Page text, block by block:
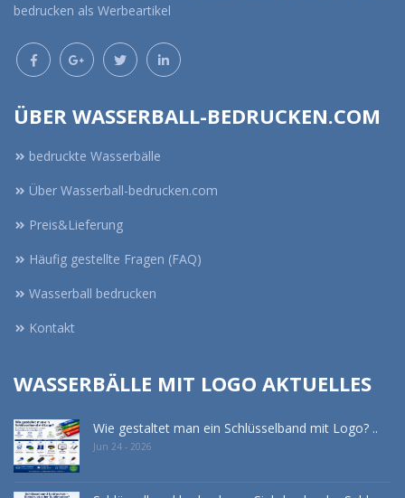
bedrucken als Werbeartikel
ÜBER WASSERBALL-BEDRUCKEN.COM
bedruckte Wasserbälle
Über Wasserball-bedrucken.com
Preis&Lieferung
Häufig gestellte Fragen (FAQ)
Wasserball bedrucken
Kontakt
WASSERBÄLLE MIT LOGO AKTUELLES
Wie gestaltet man ein Schlüsselband mit Logo? ..
Jun 24 - 2026